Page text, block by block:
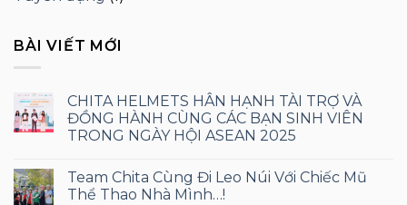
BÀI VIẾT MỚI
CHITA HELMETS HÂN HẠNH TÀI TRỢ VÀ
ĐỒNG HÀNH CÙNG CÁC BẠN SINH VIÊN
TRONG NGÀY HỘI ASEAN 2025
Team Chita Cùng Đi Leo Núi Với Chiếc Mũ
Thể Thao Nhà Mình…!